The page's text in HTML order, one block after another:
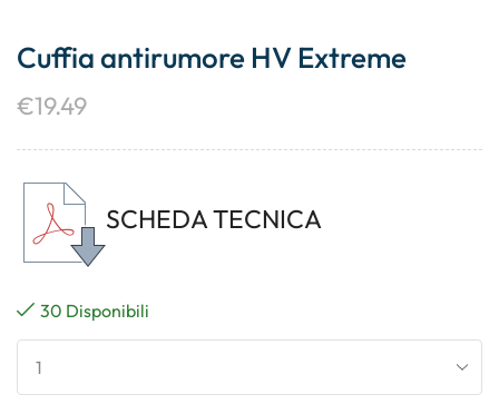
Cuffia antirumore HV Extreme
€19.49
SCHEDA TECNICA
30 Disponibili